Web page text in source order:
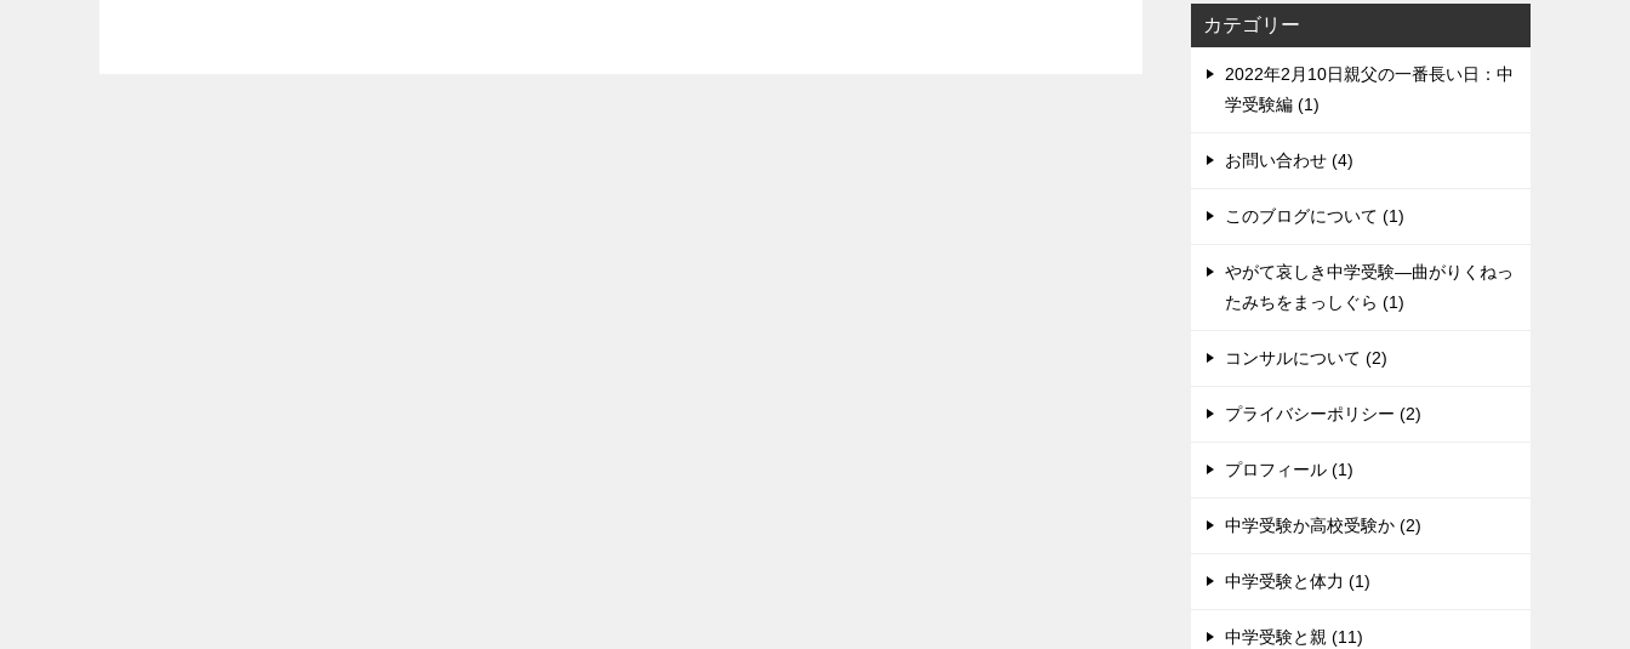
カテゴリー
2022年2月10日親父の一番長い日：中
学受験編 (1)
お問い合わせ (4)
このブログについて (1)
やがて哀しき中学受験―曲がりくねっ
たみちをまっしぐら (1)
コンサルについて (2)
プライバシーポリシー (2)
プロフィール (1)
中学受験か高校受験か (2)
中学受験と体力 (1)
中学受験と親 (11)